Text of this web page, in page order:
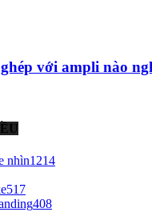
với ampli nào
nhìn1214
517
408